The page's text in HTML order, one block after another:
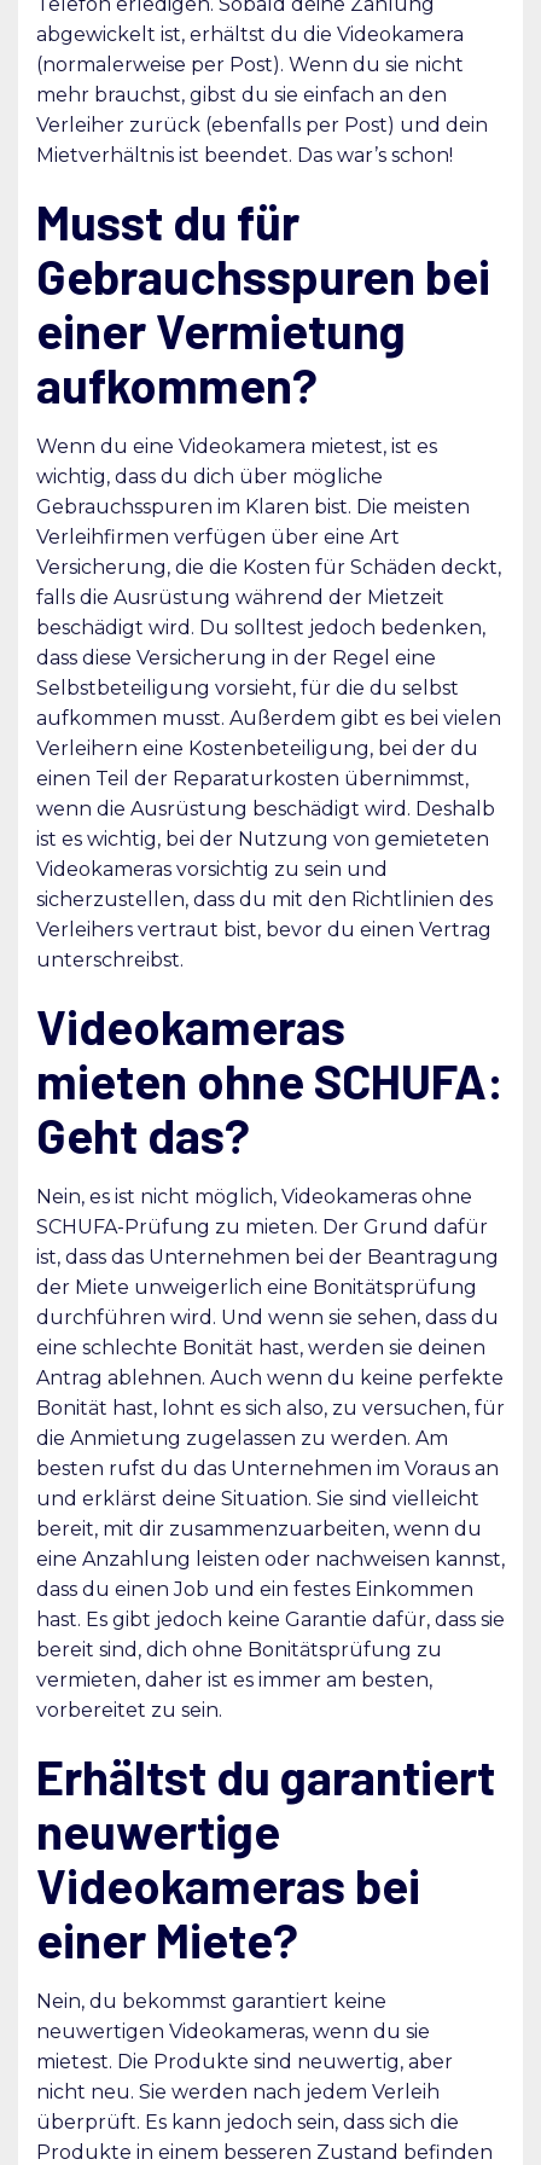
abgewickelt ist, erhältst du die Videokamera
(normalerweise per Post). Wenn du sie nicht
mehr brauchst, gibst du sie einfach an den
Verleiher zurück (ebenfalls per Post) und dein
Mietverhältnis ist beendet. Das war’s schon!
Musst du für
Gebrauchsspuren bei
einer Vermietung
aufkommen?
Wenn du eine Videokamera mietest, ist es
wichtig, dass du dich über mögliche
Gebrauchsspuren im Klaren bist. Die meisten
Verleihfirmen verfügen über eine Art
Versicherung, die die Kosten für Schäden deckt,
falls die Ausrüstung während der Mietzeit
beschädigt wird. Du solltest jedoch bedenken,
dass diese Versicherung in der Regel eine
Selbstbeteiligung vorsieht, für die du selbst
aufkommen musst. Außerdem gibt es bei vielen
Verleihern eine Kostenbeteiligung, bei der du
einen Teil der Reparaturkosten übernimmst,
wenn die Ausrüstung beschädigt wird. Deshalb
ist es wichtig, bei der Nutzung von gemieteten
Videokameras vorsichtig zu sein und
sicherzustellen, dass du mit den Richtlinien des
Verleihers vertraut bist, bevor du einen Vertrag
unterschreibst.
Videokameras
mieten ohne SCHUFA:
Geht das?
Nein, es ist nicht möglich, Videokameras ohne
SCHUFA-Prüfung zu mieten. Der Grund dafür
ist, dass das Unternehmen bei der Beantragung
der Miete unweigerlich eine Bonitätsprüfung
durchführen wird. Und wenn sie sehen, dass du
eine schlechte Bonität hast, werden sie deinen
Antrag ablehnen. Auch wenn du keine perfekte
Bonität hast, lohnt es sich also, zu versuchen, für
die Anmietung zugelassen zu werden. Am
besten rufst du das Unternehmen im Voraus an
und erklärst deine Situation. Sie sind vielleicht
bereit, mit dir zusammenzuarbeiten, wenn du
eine Anzahlung leisten oder nachweisen kannst,
dass du einen Job und ein festes Einkommen
hast. Es gibt jedoch keine Garantie dafür, dass sie
bereit sind, dich ohne Bonitätsprüfung zu
vermieten, daher ist es immer am besten,
vorbereitet zu sein.
Erhältst du garantiert
neuwertige
Videokameras bei
einer Miete?
Nein, du bekommst garantiert keine
neuwertigen Videokameras, wenn du sie
mietest. Die Produkte sind neuwertig, aber
nicht neu. Sie werden nach jedem Verleih
überprüft. Es kann jedoch sein, dass sich die
Produkte in einem besseren Zustand befinden